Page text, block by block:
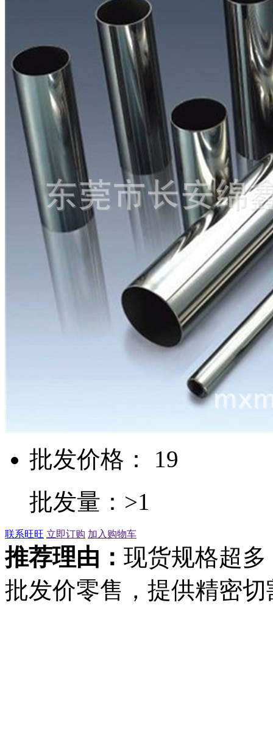
批发价格： 19
批发量：>1
联系旺旺 立即订购 加入购物车
推荐理由： 现货规格超
批发价零售，提供精密